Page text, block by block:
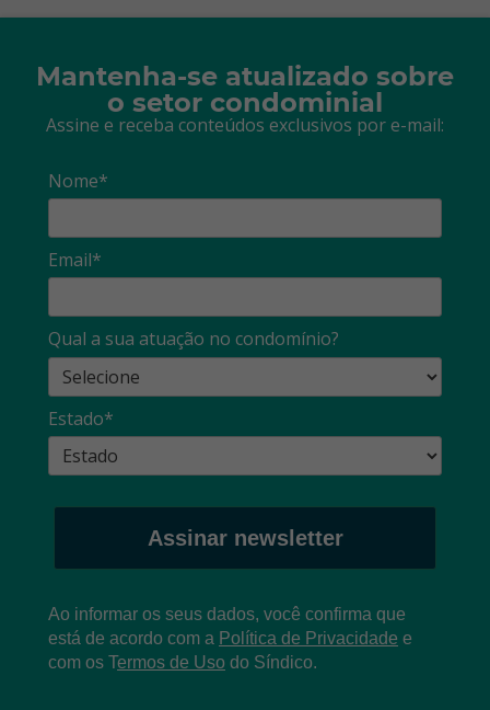
Mantenha-se atualizado sobre
o setor condominial
Assine e receba conteúdos exclusivos por e-mail:
Nome*
Email*
Qual a sua atuação no condomínio?
Estado*
Assinar newsletter
Ao informar os seus dados, você confirma que
está de acordo com a Política de Privacidade e
com os Termos de Uso do Síndico.